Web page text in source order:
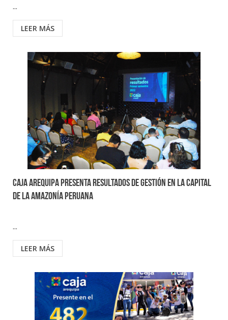
...
LEER MÁS
CAJA AREQUIPA PRESENTA RESULTADOS DE GESTIÓN EN LA CAPITAL
DE LA AMAZONÍA PERUANA
...
LEER MÁS